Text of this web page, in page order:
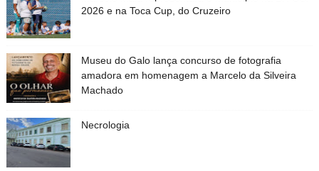
2026 e na Toca Cup, do Cruzeiro
Museu do Galo lança concurso de fotografia
amadora em homenagem a Marcelo da Silveira
Machado
Necrologia